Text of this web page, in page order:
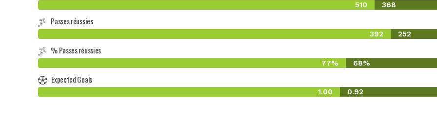
510 368
Passes réussies
392 252
% Passes réussies
77% 68%
Expected Goals
1.00 0.92